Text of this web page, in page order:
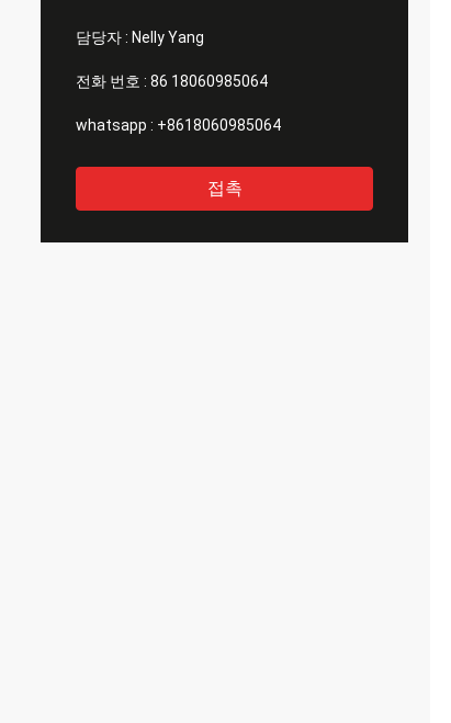
담당자 : Nelly Yang
전화 번호 : 86 18060985064
whatsapp : +8618060985064
접촉